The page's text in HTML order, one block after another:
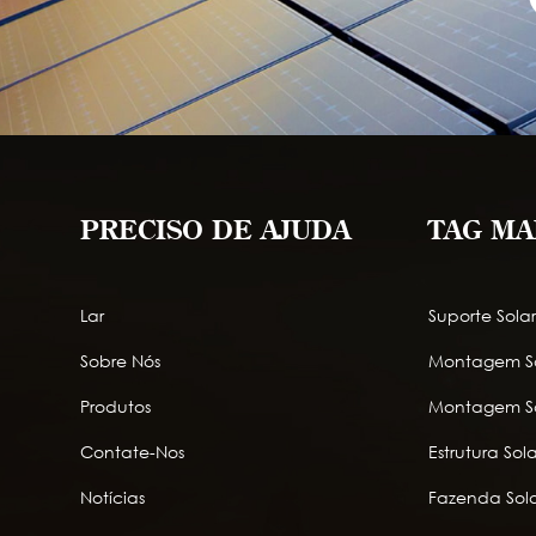
PRECISO DE AJUDA
Lar
Sobre Nós
Produtos
Contate-Nos
Notícias
TAG
Suporte
Montagem
Montagem
Estrutura
Fazenda